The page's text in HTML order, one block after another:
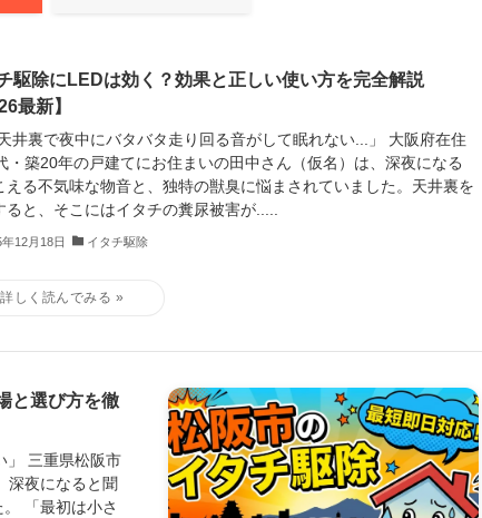
駆除にLEDは効く？効果と正しい使い方を完全解説
最新】
井裏で夜中にバタバタ走り回る音がして眠れない...」 大阪府在住
・築20年の戸建てにお住まいの田中さん（仮名）は、深夜になる
える不気味な物音と、独特の獣臭に悩まされていました。天井裏を
ると、そこにはイタチの糞尿被害が.....
12月18日 イタチ駆除
と選び方を徹
」 三重県松阪市
深夜になると聞
「最初は小さ